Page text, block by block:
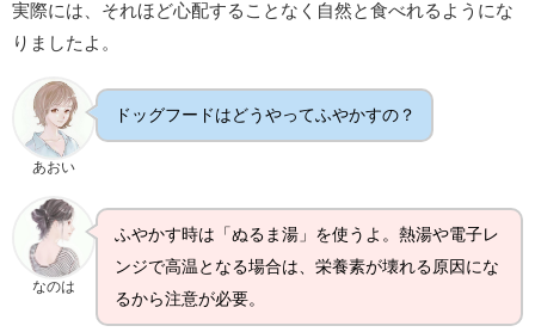
実際には、それほど心配することなく自然と食べれるようにな
りましたよ。
あおい
ドッグフードはどうやってふやかすの？
なのは
ふやかす時は「ぬるま湯」を使うよ。熱湯や電子レ
ンジで高温となる場合は、栄養素が壊れる原因にな
るから注意が必要。